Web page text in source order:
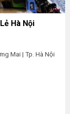
Hà Nội
Mai | Tp. Hà Nội